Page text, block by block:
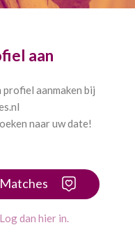
aan
profiel aanmaken bij
naar uw date!
Log dan hier in.